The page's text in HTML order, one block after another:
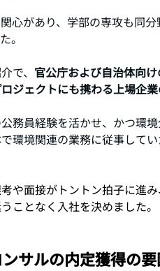
心があり、学部の専攻も同
。
で、 官公庁および自治体向
ジェクトにも携わる上場企
務員経験を活かせ、かつ環
環境関連の業務に従事してい
や面接がトントン拍子に進
ことなく入社を決めました。
サルの内定獲得の